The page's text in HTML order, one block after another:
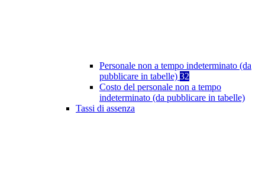
Personale non a tempo indeterminato (da
pubblicare in tabelle) 32
Costo del personale non a tempo
indeterminato (da pubblicare in tabelle)
Tassi di assenza